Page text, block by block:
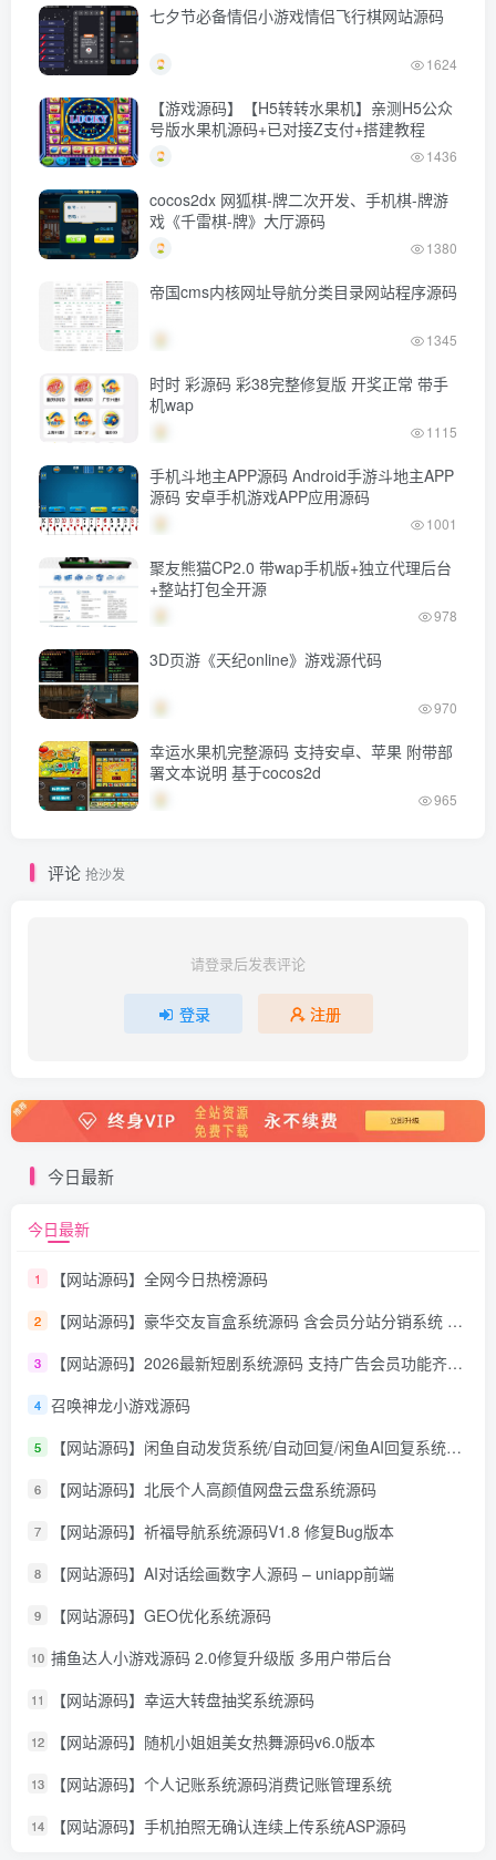
七夕节必备情侣小游戏情侣飞行棋网站源码
1624
【游戏源码】【H5转转水果机】亲测H5公众
号版水果机源码+已对接Z支付+搭建教程
1436
cocos2dx 网狐棋-牌二次开发、手机棋-牌游
戏《千雷棋-牌》大厅源码
1380
帝国cms内核网址导航分类目录网站程序源码
1345
时时 彩源码 彩38完整修复版 开奖正常 带手
机wap
1115
手机斗地主APP源码 Android手游斗地主APP
源码 安卓手机游戏APP应用源码
1001
聚友熊猫CP2.0 带wap手机版+独立代理后台
+整站打包全开源
978
3D页游《天纪online》游戏源代码
970
幸运水果机完整源码 支持安卓、苹果 附带部
署文本说明 基于cocos2d
965
评论 抢沙发
请登录后发表评论
登录 注册
今日最新
今日最新
1 【网站源码】全网今日热榜源码
2 【网站源码】豪华交友盲盒系统源码 含会员分站分销系统 可易支付
3 【网站源码】2026最新短剧系统源码 支持广告会员功能齐全短剧源码
4 召唤神龙小游戏源码
5 【网站源码】闲鱼自动发货系统/自动回复/闲鱼AI回复系统源码
6 【网站源码】北辰个人高颜值网盘云盘系统源码
7 【网站源码】祈福导航系统源码V1.8 修复Bug版本
8 【网站源码】AI对话绘画数字人源码 – uniapp前端
9 【网站源码】GEO优化系统源码
10 捕鱼达人小游戏源码 2.0修复升级版 多用户带后台
11 【网站源码】幸运大转盘抽奖系统源码
12 【网站源码】随机小姐姐美女热舞源码v6.0版本
13 【网站源码】个人记账系统源码消费记账管理系统
14 【网站源码】手机拍照无确认连续上传系统ASP源码